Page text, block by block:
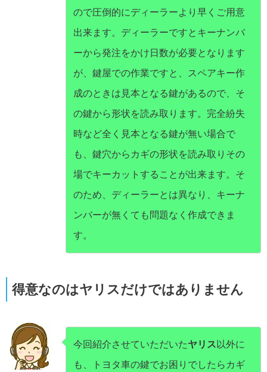
ので圧倒的にディーラーより早くご用意
出来ます。ディーラーですとキーナンバ
ーから発注をかけ日数が必要となります
が、鍵屋での作業ですと、スペアキー作
成のときは見本となる鍵があるので、そ
の鍵から形状を読み取ります。完全紛失
時など全く見本となる鍵が無い場合で
も、鍵穴からカギの形状を読み取りその
場でキーカットすることが出来ます。そ
のため、ディーラーとは異なり、キーナ
ンバーが無くても問題なく作成できま
す。
得意なのはヤリスだけではありません
今回紹介させていただいたヤリス 以外に
も、トヨタ車の鍵でお困りでしたらカギ